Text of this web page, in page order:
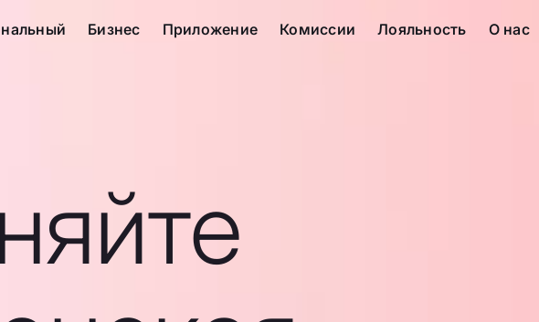
Бизнес Приложение Комиссии Лояльность О нас